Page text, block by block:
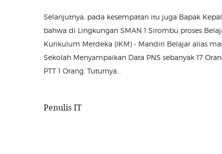
Selanjutnya, pada kesempatan itu juga Bapak
bahwa di Lingkungan SMAN 1 Sirombu proses
Kurikulum Merdeka (IKM) - Mandiri Belajar alias
Sekolah Menyampaikan Data PNS sebanyak 17
PTT 1 Orang. Tuturnya…
Penulis IT